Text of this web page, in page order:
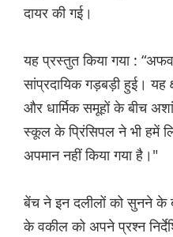
दायर की गई।
यह प्रस्तुत किया गया :
सांप्रदायिक गड़बड़ी हुई। यह
और धार्मिक समूहों के बीच
स्कूल के प्रिंसिपल ने भी हमें
अपमान नहीं किया गया है।"
बेंच ने इन दलीलों को सुनने के
के वकील को अपने प्रश्न